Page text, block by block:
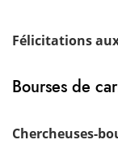
Félicitations
Bourses de
Chercheuses-